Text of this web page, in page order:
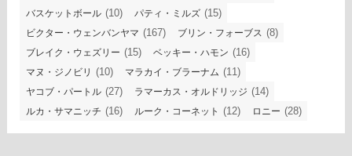
バスケットボール (10) パティ・ミルズ (15)
ビクター・ウェンバンヤマ (167) ブリン・フォーブス (8)
ブレイク・ウェズリー (15) ベッキー・ハモン (16)
マヌ・ジノビリ (10) マラカイ・ブラーナム (11)
ヤコブ・パートル (27) ラマーカス・オルドリッジ (14)
ルカ・サマニッチ (16) ルーク・コーネット (12) ロニー (28)